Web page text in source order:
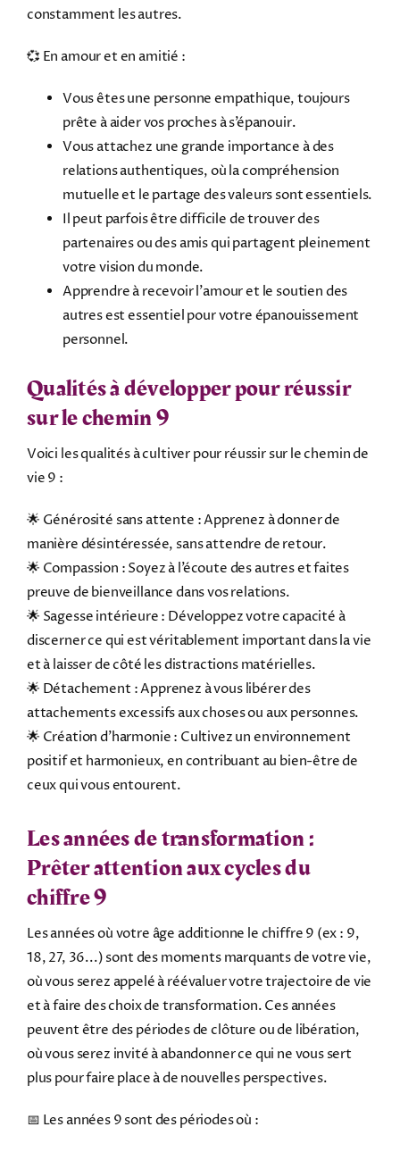
constamment les autres.
💞 En amour et en amitié :
Vous êtes une personne empathique, toujours
prête à aider vos proches à s’épanouir.
Vous attachez une grande importance à des
relations authentiques, où la compréhension
mutuelle et le partage des valeurs sont essentiels.
Il peut parfois être difficile de trouver des
partenaires ou des amis qui partagent pleinement
votre vision du monde.
Apprendre à recevoir l’amour et le soutien des
autres est essentiel pour votre épanouissement
personnel.
Qualités à développer pour réussir
sur le chemin 9
Voici les qualités à cultiver pour réussir sur le chemin de
vie 9 :
🌟 Générosité sans attente : Apprenez à donner de
manière désintéressée, sans attendre de retour.
🌟 Compassion : Soyez à l’écoute des autres et faites
preuve de bienveillance dans vos relations.
🌟 Sagesse intérieure : Développez votre capacité à
discerner ce qui est véritablement important dans la vie
et à laisser de côté les distractions matérielles.
🌟 Détachement : Apprenez à vous libérer des
attachements excessifs aux choses ou aux personnes.
🌟 Création d’harmonie : Cultivez un environnement
positif et harmonieux, en contribuant au bien-être de
ceux qui vous entourent.
Les années de transformation :
Prêter attention aux cycles du
chiffre 9
Les années où votre âge additionne le chiffre 9 (ex : 9,
18, 27, 36...) sont des moments marquants de votre vie,
où vous serez appelé à réévaluer votre trajectoire de vie
et à faire des choix de transformation. Ces années
peuvent être des périodes de clôture ou de libération,
où vous serez invité à abandonner ce qui ne vous sert
plus pour faire place à de nouvelles perspectives.
📅 Les années 9 sont des périodes où :